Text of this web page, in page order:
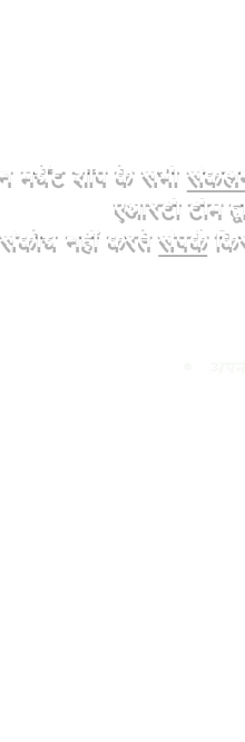
मर्चेंट शॉप के सभी
एआरटी टीम
नहीं करतेसंपर्क